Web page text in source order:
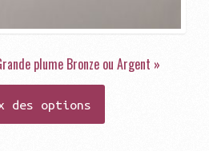
plume Bronze ou Argent »
des options